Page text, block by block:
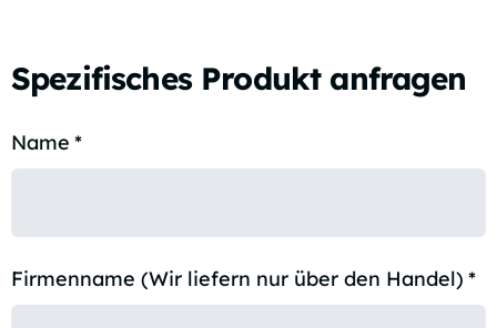
Spezifisches Produkt anfragen
Name *
Firmenname (Wir liefern nur über den Handel) *